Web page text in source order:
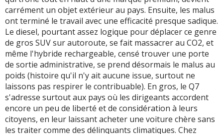
carrément un objet extérieur au pays. Ensuite, les malus
ont terminé le travail avec une efficacité presque sadique.
Le diesel, pourtant assez logique pour déplacer ce genre
de gros SUV sur autoroute, se fait massacrer au CO2, et
même l'hybride rechargeable, censé trouver une porte
de sortie administrative, se prend désormais le malus au
poids (histoire qu'il n'y ait aucune issue, surtout ne
laissons pas respirer le contribuable). En gros, le Q7
s'adresse surtout aux pays où les dirigeants accordent
encore un peu de liberté et de considération à leurs
citoyens, en leur laissant acheter une voiture chère sans
les traiter comme des délinquants climatiques. Chez